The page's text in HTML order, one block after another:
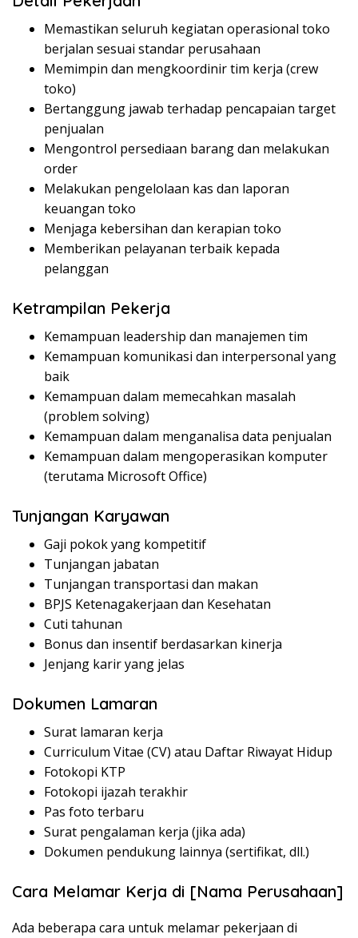
Memastikan seluruh kegiatan operasional toko
berjalan sesuai standar perusahaan
Memimpin dan mengkoordinir tim kerja (crew
toko)
Bertanggung jawab terhadap pencapaian target
penjualan
Mengontrol persediaan barang dan melakukan
order
Melakukan pengelolaan kas dan laporan
keuangan toko
Menjaga kebersihan dan kerapian toko
Memberikan pelayanan terbaik kepada
pelanggan
Ketrampilan Pekerja
Kemampuan leadership dan manajemen tim
Kemampuan komunikasi dan interpersonal yang
baik
Kemampuan dalam memecahkan masalah
(problem solving)
Kemampuan dalam menganalisa data penjualan
Kemampuan dalam mengoperasikan komputer
(terutama Microsoft Office)
Tunjangan Karyawan
Gaji pokok yang kompetitif
Tunjangan jabatan
Tunjangan transportasi dan makan
BPJS Ketenagakerjaan dan Kesehatan
Cuti tahunan
Bonus dan insentif berdasarkan kinerja
Jenjang karir yang jelas
Dokumen Lamaran
Surat lamaran kerja
Curriculum Vitae (CV) atau Daftar Riwayat Hidup
Fotokopi KTP
Fotokopi ijazah terakhir
Pas foto terbaru
Surat pengalaman kerja (jika ada)
Dokumen pendukung lainnya (sertifikat, dll.)
Cara Melamar Kerja di [Nama Perusahaan]
Ada beberapa cara untuk melamar pekerjaan di